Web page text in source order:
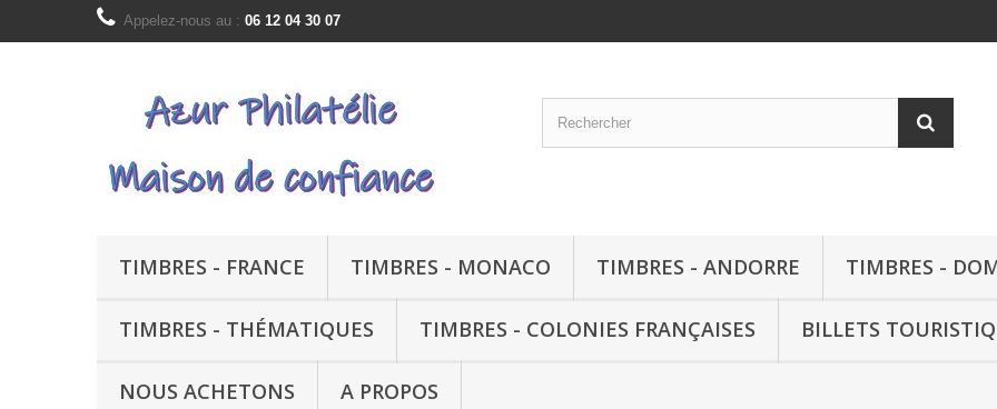
Appelez-nous au : 06 12 04 30 07
TIMBRES - FRANCE TIMBRES - MONACO TIMBRES - ANDORRE TIMBRES -
TIMBRES - THÉMATIQUES TIMBRES - COLONIES FRANÇAISES BILLETS
NOUS ACHETONS A PROPOS